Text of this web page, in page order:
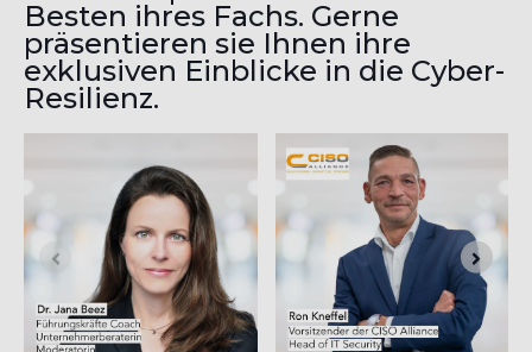
Besten ihres Fachs. Gerne
präsentieren sie Ihnen ihre
exklusiven Einblicke in die Cyber-
Resilienz.